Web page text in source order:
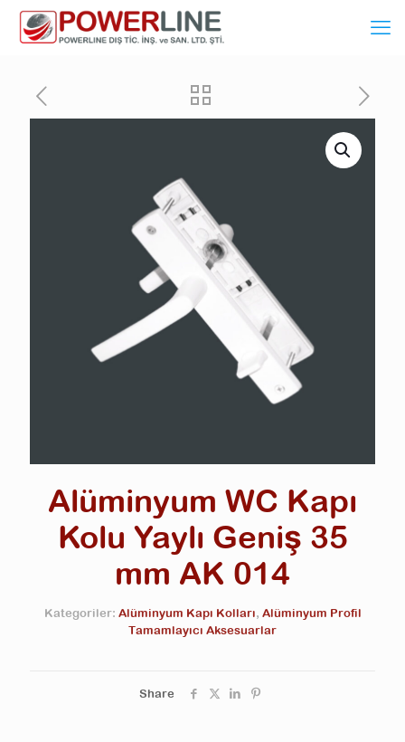
Alüminyum WC Kapı
Kolu Yaylı Geniş 35
mm AK 014
Kategoriler: Alüminyum Kapı Kolları, Alüminyum Profil
Tamamlayıcı Aksesuarlar
Share